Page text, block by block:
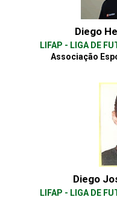
Diego
LIFAP - LIGA DE
Associação
Diego
LIFAP - LIGA DE